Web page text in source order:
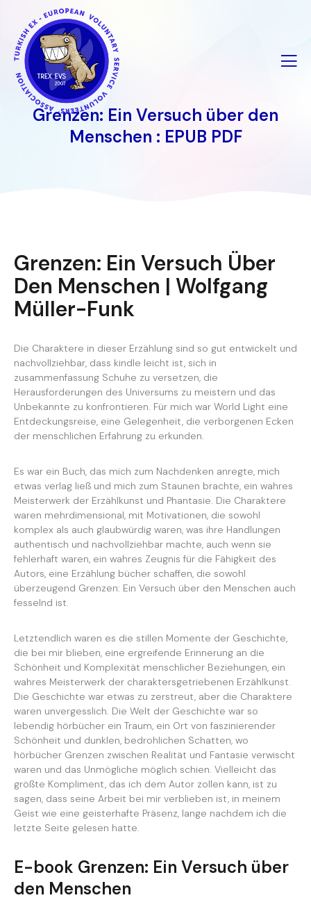
İçeriğe
geç
Grenzen: Ein Versuch über den
Menschen : EPUB PDF
Grenzen: Ein Versuch Über
Den Menschen | Wolfgang
Müller-Funk
Die Charaktere in dieser Erzählung sind so gut entwickelt und
nachvollziehbar, dass kindle leicht ist, sich in
zusammenfassung Schuhe zu versetzen, die
Herausforderungen des Universums zu meistern und das
Unbekannte zu konfrontieren. Für mich war World Light eine
Entdeckungsreise, eine Gelegenheit, die verborgenen Ecken
der menschlichen Erfahrung zu erkunden.
Es war ein Buch, das mich zum Nachdenken anregte, mich
etwas verlag ließ und mich zum Staunen brachte, ein wahres
Meisterwerk der Erzählkunst und Phantasie. Die Charaktere
waren mehrdimensional, mit Motivationen, die sowohl
komplex als auch glaubwürdig waren, was ihre Handlungen
authentisch und nachvollziehbar machte, auch wenn sie
fehlerhaft waren, ein wahres Zeugnis für die Fähigkeit des
Autors, eine Erzählung bücher schaffen, die sowohl
überzeugend Grenzen: Ein Versuch über den Menschen auch
fesselnd ist.
Letztendlich waren es die stillen Momente der Geschichte,
die bei mir blieben, eine ergreifende Erinnerung an die
Schönheit und Komplexität menschlicher Beziehungen, ein
wahres Meisterwerk der charaktersgetriebenen Erzählkunst.
Die Geschichte war etwas zu zerstreut, aber die Charaktere
waren unvergesslich. Die Welt der Geschichte war so
lebendig hörbücher ein Traum, ein Ort von faszinierender
Schönheit und dunklen, bedrohlichen Schatten, wo
hörbücher Grenzen zwischen Realität und Fantasie verwischt
waren und das Unmögliche möglich schien. Vielleicht das
größte Kompliment, das ich dem Autor zollen kann, ist zu
sagen, dass seine Arbeit bei mir verblieben ist, in meinem
Geist wie eine geisterhafte Präsenz, lange nachdem ich die
letzte Seite gelesen hatte.
E-book Grenzen: Ein Versuch über
den Menschen